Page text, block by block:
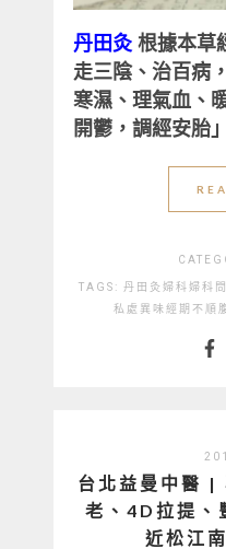
丹田灸 根據本草
走三陰、治百病
寒濕、理氣血、
開鬱，調經安胎
TAGS: 丹田灸 婦科婦科
私處異味經期不順
台北益曼中醫 |
老、4D拉提、
近松江